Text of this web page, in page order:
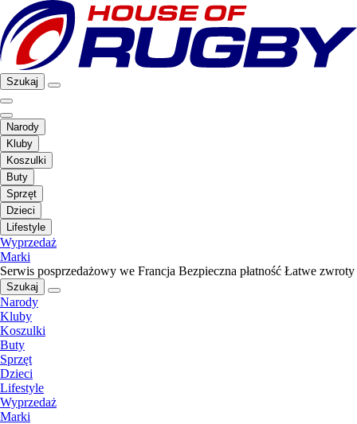
Szukaj
Narody
Kluby
Koszulki
Buty
Sprzęt
Dzieci
Lifestyle
Wyprzedaż
Marki
Serwis posprzedażowy we Francja Bezpieczna płatność Łatwe zwroty
Szukaj
Narody
Kluby
Koszulki
Buty
Sprzęt
Dzieci
Lifestyle
Wyprzedaż
Marki